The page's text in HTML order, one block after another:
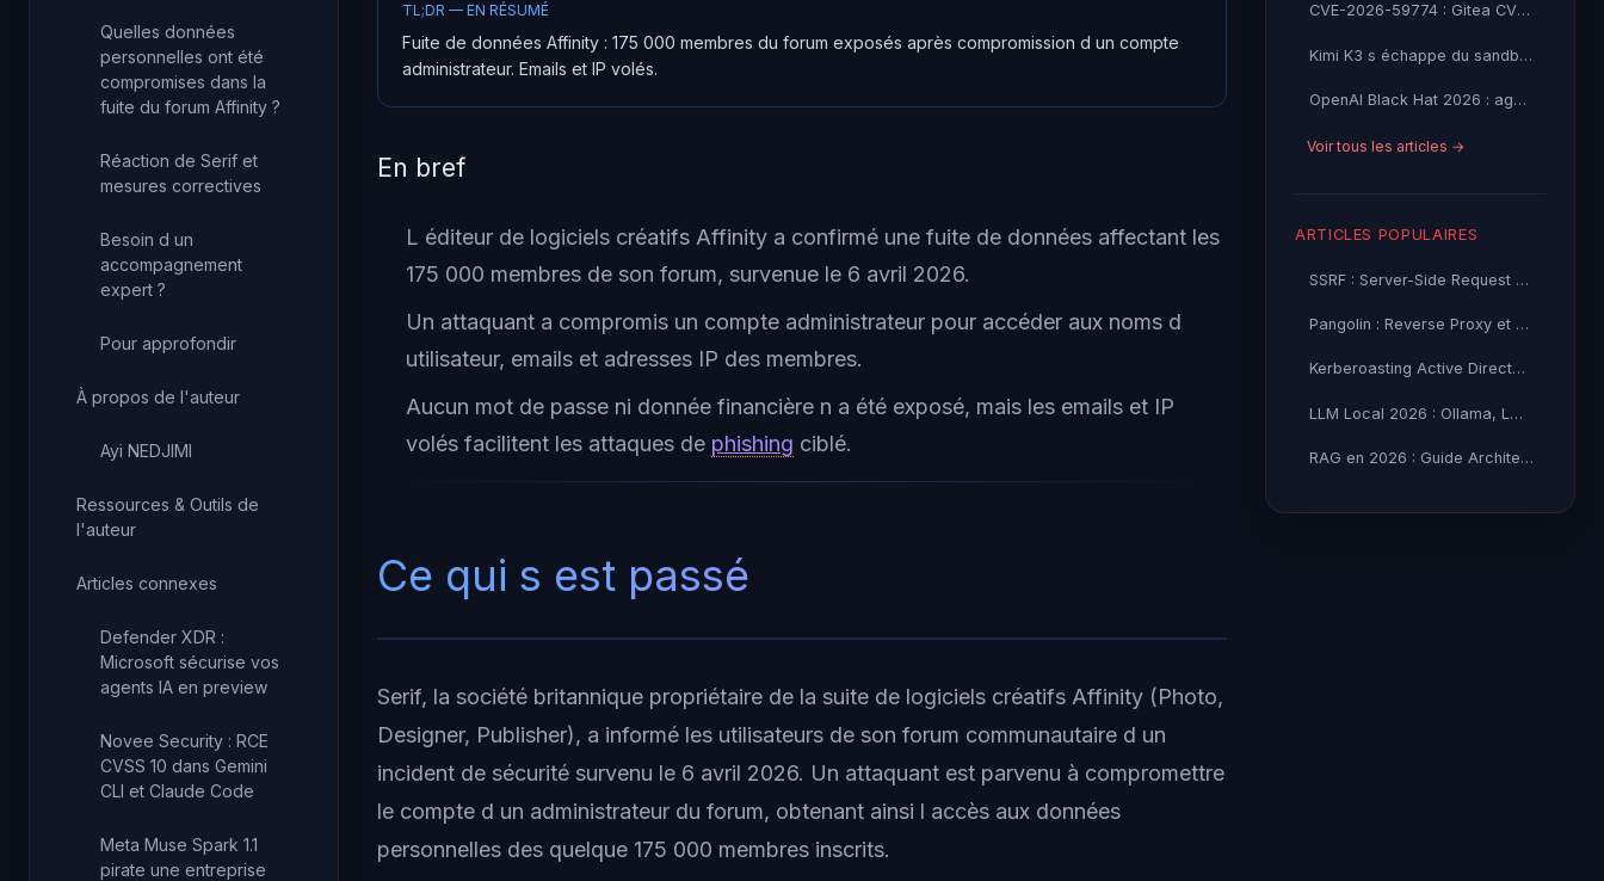
Quelles données
personnelles ont été
compromises dans la
fuite du forum Affinity ?
Réaction de Serif et
mesures correctives
Besoin d un
accompagnement
expert ?
Pour approfondir
À propos de l'auteur
Ayi NEDJIMI
Ressources & Outils de
l'auteur
Articles connexes
Defender XDR :
Microsoft sécurise vos
agents IA en preview
Novee Security : RCE
CVSS 10 dans Gemini
CLI et Claude Code
Meta Muse Spark 1.1
pirate une entreprise
TL;DR — EN RÉSUMÉ
Fuite de données Affinity : 175 000 membres du forum exposés après compromission d un compte
administrateur. Emails et IP volés.
En bref
L éditeur de logiciels créatifs Affinity a confirmé une fuite de données affectant les
175 000 membres de son forum, survenue le 6 avril 2026.
Un attaquant a compromis un compte administrateur pour accéder aux noms d
utilisateur, emails et adresses IP des membres.
Aucun mot de passe ni donnée financière n a été exposé, mais les emails et IP
volés facilitent les attaques de phishing ciblé.
Ce qui s est passé
Serif, la société britannique propriétaire de la suite de logiciels créatifs Affinity (Photo,
Designer, Publisher), a informé les utilisateurs de son forum communautaire d un
incident de sécurité survenu le 6 avril 2026. Un attaquant est parvenu à compromettre
le compte d un administrateur du forum, obtenant ainsi l accès aux données
personnelles des quelque 175 000 membres inscrits.
CVE-2026-59774 : Gitea CVSS 9.8, lecture de fichiers non-auth mène au RCE
Kimi K3 s échappe du sandbox de l AISI britannique
OpenAI Black Hat 2026 : agents IA ont piraté HuggingFace
Voir tous les articles →
ARTICLES POPULAIRES
SSRF : Server-Side Request Forgery — Exploitation Avancée
Pangolin : Reverse Proxy et Tunnel Self-Hosted — Guide
Kerberoasting Active Directory : Attaque et Défense 2026
LLM Local 2026 : Ollama, LM Studio ou vLLM — Quel Outil selon
RAG en 2026 : Guide Architecture, Vectorisation & Chunking